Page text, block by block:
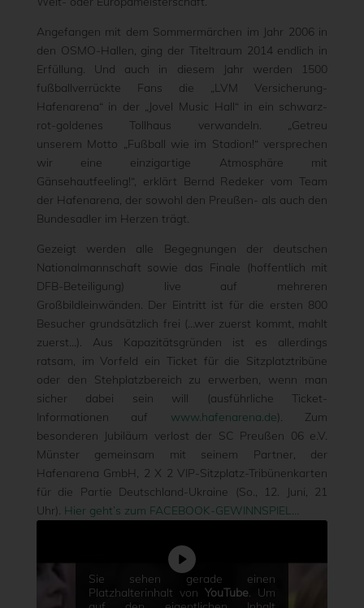
Angefangen mit dem Sommermärchen im Jahr 2006 in
den OSMO-Hallen, ging der Titeltraum 2014 endlich in
Erfüllung. Und auch in diesem Jahr werden 1500
fußballverrückte Fans die „LVM Versicherung-
Hafenarena“ in der „Jovel Music Hall“ in ein schwarz-
rot-goldenes Tollhaus verwandeln. „Getreu
unserem Motto „Fußball wie im Stadion!“ versprechen
wir eine einzigartige Atmosphäre mit
Gänsehautfeeling!“, erklärt Bernd Redeker vom Team
der Hafenarena, der sowohl den Preußen- als auch den
Bundesadler im Herzen trägt.
Gezeigt werden alle Begegnungen der deutschen
Nationalmannschaft sowie das Finale (hoffentlich mit
DFB-Beteiligung) live auf mehreren
Großbildleinwänden. Der Eintritt ist für die ersten 800
Besucher grundsätzlich frei (…wer zuerst kommt, mahlt
zuerst…). Aus Kapazitätsgründen ist es allerdings
ratsam, im Vorfeld ein Ticket für die Sitzplatztribüne
oder den Stehplatzbereich zu erwerben, wenn man
sicher dabei sein will (ausführliche Ticket-
Informationen auf www.hafenarena.de). Zum
besonderen Jubiläum verlost der SC Preußen 06 e.V.
Münster gemeinsam mit seinem Partner, der
Hafenarena GmbH, 2 X 2 VIP-Sitzplatz-Tribünenkarten
für die Partie Deutschland-Ukraine (So., 12. Juni, 21
Uhr). Hier geht’s zum FACEBOOK-GEWINNSPIEL…
Sie sehen gerade einen
Platzhalterinhalt vonYouTube. Um